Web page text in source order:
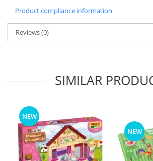
Product compliance information
Reviews(0)
SIMILAR
NEW
NEW